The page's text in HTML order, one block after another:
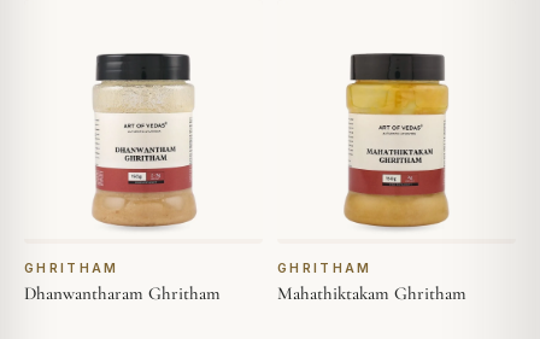
GHRITHAM
Dhanwantharam Ghritham
GHRITHAM
Mahathiktakam Ghritham